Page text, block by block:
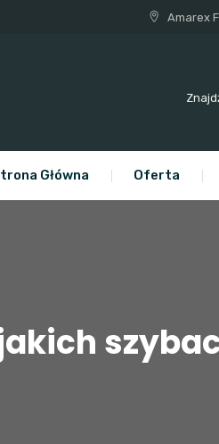
Amarex
Główna Oferta